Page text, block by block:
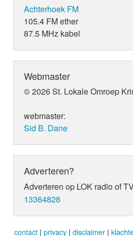
Achterhoek FM
105.4 FM ether
87.5 MHz kabel
Webmaster
© 2026 St. Lokale Omroep
webmaster:
Sid B. Dane
Adverteren?
Adverteren op LOK radio of
13364828
contact | privacy | disclaimer |